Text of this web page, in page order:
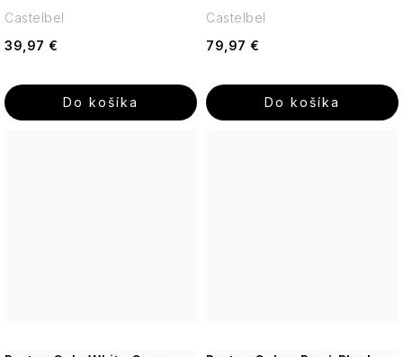
39,97 €
Do košíka
Castelbel
79,97 €
Do košíka
Castelbel